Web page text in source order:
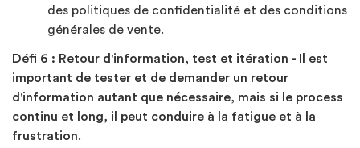
des politiques de confidentialité et des conditions
générales de vente.
Défi 6 : Retour d'information, test et itération - Il est
important de tester et de demander un retour
d'information autant que nécessaire, mais si le process
continu et long, il peut conduire à la fatigue et à la
frustration.